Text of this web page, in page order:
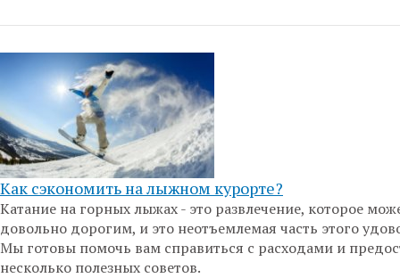
Как сэкономить на лыжном курорте?
Катание на горных лыжах - это развлечение, которое
довольно дорогим, и это неотъемлемая часть этого
Мы готовы помочь вам справиться с расходами и
несколько полезных советов.